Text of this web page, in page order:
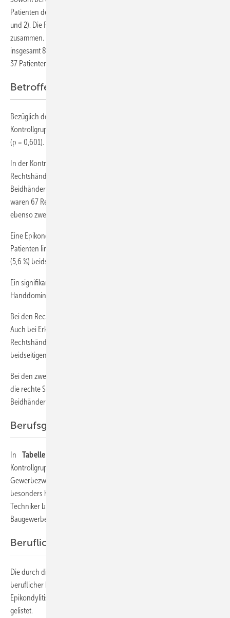
Patienten der Fallgruppe älter als die der Kontrollgruppe (s. Tabellen 1
und 2). Die Fallgruppe setzte sich aus 38 Männern und 33 Frauen
zusammen. In der Kontrollgruppe waren hingegen Männer mit
insgesamt 89 Patienten im Vergleich zu den Frauen mit nur
37 Patienten signifikant (p = 0,021) vertreten.
Betroffene Seite und Handdominanz
Bezüglich der Handdominanz bestanden zwischen den Patienten der
Kontrollgruppe und der Fallgruppe keine signifikanten Unterschiede
(p = 0,601).
In der Kontrollgruppe gaben 114 (90,5 %) der Probanden an,
Rechtshänder zu sein. Linkshänder waren fünfmal (4,0 %) und
Beidhänder insgesamt siebenmal (5,6 %) vertreten. In der Fallgruppe
waren 67 Rechtshänder (94,4 %), zwei Linkshänder (2,8 %) und
ebenso zwei Beidhänder (2,8%) vertreten.
Eine Epikondylitis lag in 49 Fällen (69,0 %) rechts, bei 18 (25,4 %)
Patienten links und bei den restlichen 4 Patienten der Fallgruppe
(5,6 %) beidseits vor.
Ein signifikanter Bezug der Seitenlokalisation der Erkrankung und der
Handdominanz konnte nicht nachgewiesen werden (p = 0,807).
Bei den Rechtshändern war die rechte Seite 46-mal (93,9 %) erkrankt.
Auch bei Erkrankung der linken Seite gaben 17 der Patienten (94,4 %)
Rechtshänder zu sein. Vier der Rechtshänder litten unter einer
beidseitigen Erkrankung.
Bei den zwei in der Fallgruppe beobachteten Linkshändern war immer
die rechte Seite, bei den anderen zwei in der Fallgruppe beobachteten
Beidhändern je einmal die Rechte und linke Hand betroffen.
Berufsgruppen
In Tabelle 4
Kontrollgruppe bezüglich ihrer Berufstätigkeit (Tätigkeitsgruppen,
Gewerbezweige usw.) gelistet. In der Fallgruppe fanden sich
besonders häufig Werktätige, die in der Produktion tätig sind (31 %),
Techniker bzw. Ingenieure (16 %) und Werktätige aus dem
Baugewerbe (9 %), p = 0,042.
Beruflich bedingte Belastungsfaktoren
Die durch die Befragung der Probanden ermittelten Häufigkeiten
beruflicher Belastungsfaktoren als potenzieller Risikofaktoren für eine
Epikondylitis sind mit den errechneten Effektstärken in
gelistet.